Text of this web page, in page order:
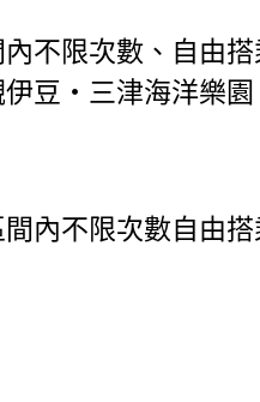
不限次數、自由
豆・三津海洋樂
內不限次數自由搭